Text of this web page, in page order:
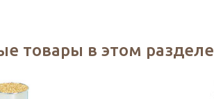
товары в этом разделе